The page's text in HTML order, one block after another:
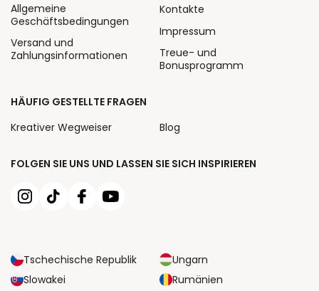
FOLGEN SIE UNS UND LASSEN SIE SICH INSPIRIEREN
Tschechische Republik
Ungarn
Slowakei
Rumänien
Allgemeine
Geschäftsbedingungen
Versand und
Zahlungsinformationen
Kontakte
Impressum
Treue- und
Bonusprogramm
HÄUFIG GESTELLTE FRAGEN
Kreativer Wegweiser
Blog